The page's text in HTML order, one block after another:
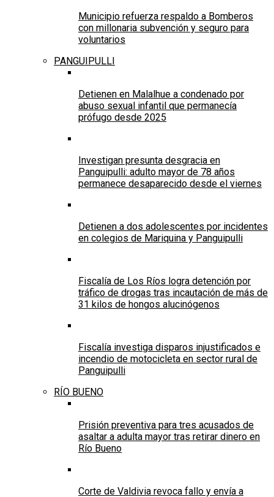
Municipio refuerza respaldo a Bomberos
con millonaria subvención y seguro para
voluntarios
PANGUIPULLI
Detienen en Malalhue a condenado por
abuso sexual infantil que permanecía
prófugo desde 2025
Investigan presunta desgracia en
Panguipulli: adulto mayor de 78 años
permanece desaparecido desde el viernes
Detienen a dos adolescentes por incidentes
en colegios de Mariquina y Panguipulli
Fiscalía de Los Ríos logra detención por
tráfico de drogas tras incautación de más de
31 kilos de hongos alucinógenos
Fiscalía investiga disparos injustificados e
incendio de motocicleta en sector rural de
Panguipulli
RÍO BUENO
Prisión preventiva para tres acusados de
asaltar a adulta mayor tras retirar dinero en
Río Bueno
Corte de Valdivia revoca fallo y envía a